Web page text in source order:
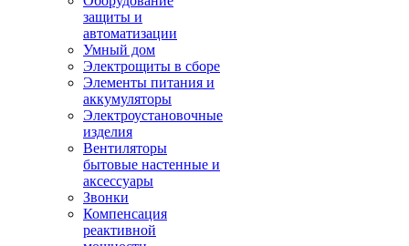
защиты и
автоматизации
Умный дом
Электрощиты в сборе
Элементы питания и
аккумуляторы
Электроустановочные
изделия
Вентиляторы
бытовые настенные и
аксессуары
Звонки
Компенсация
реактивной